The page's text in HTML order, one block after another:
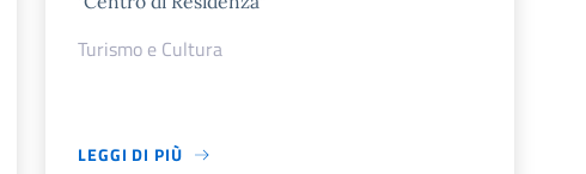
Turismo e Cultura
LEGGI DI PIÙ